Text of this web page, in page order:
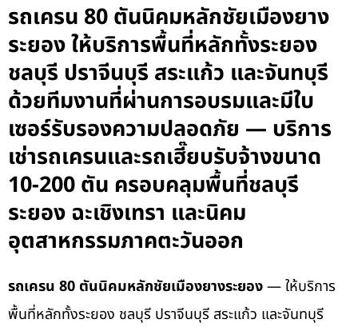
รถเครน 80 ตันนิคมหลักชัยเมืองยาง
ระยอง ให้บริการพื้นที่หลักทั้งระยอง
ชลบุรี ปราจีนบุรี สระแก้ว และจันทบุรี
ด้วยทีมงานที่ผ่านการอบรมและมีใบ
เซอร์รับรองความปลอดภัย — บริการ
เช่ารถเครนและรถเฮี๊ยบรับจ้างขนาด
10-200 ตัน ครอบคลุมพื้นที่ชลบุรี
ระยอง ฉะเชิงเทรา และนิคม
อุตสาหกรรมภาคตะวันออก
รถเครน 80 ตันนิคมหลักชัยเมืองยางระยอง— ให้บริการ
พื้นที่หลักทั้งระยอง ชลบุรี ปราจีนบุรี สระแก้ว และจันทบุรี